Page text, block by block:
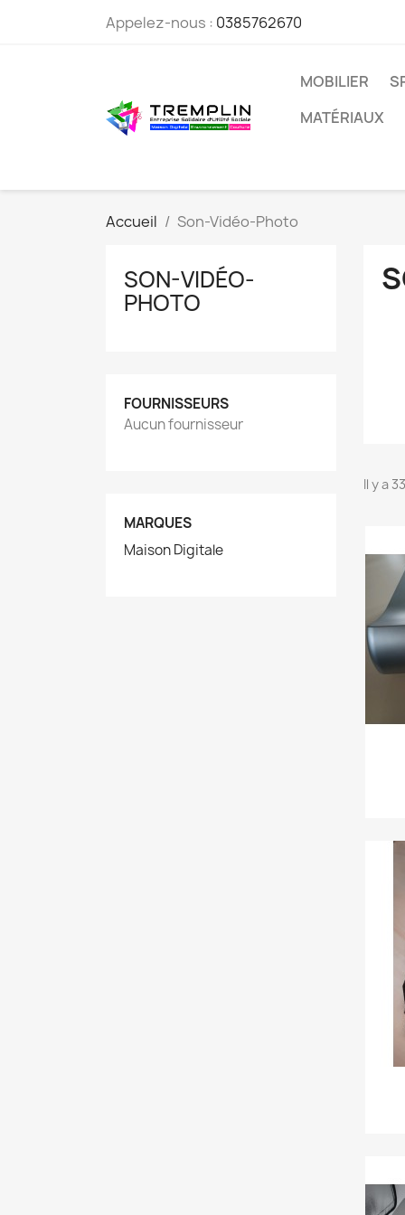
Appelez-nous : 0385762670
MOBILIER
MATÉRIAUX
Accueil Son-Vidéo-Photo
SON-VIDÉO-
PHOTO
FOURNISSEURS
Aucun fournisseur
MARQUES
Maison Digitale
Il y a